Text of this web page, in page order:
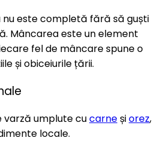
nu este completă fără să guști
Mâncarea este un element
fel de mâncare spune o
și obiceiurile țării.
varză umplute cucarneșiorez,
locale.